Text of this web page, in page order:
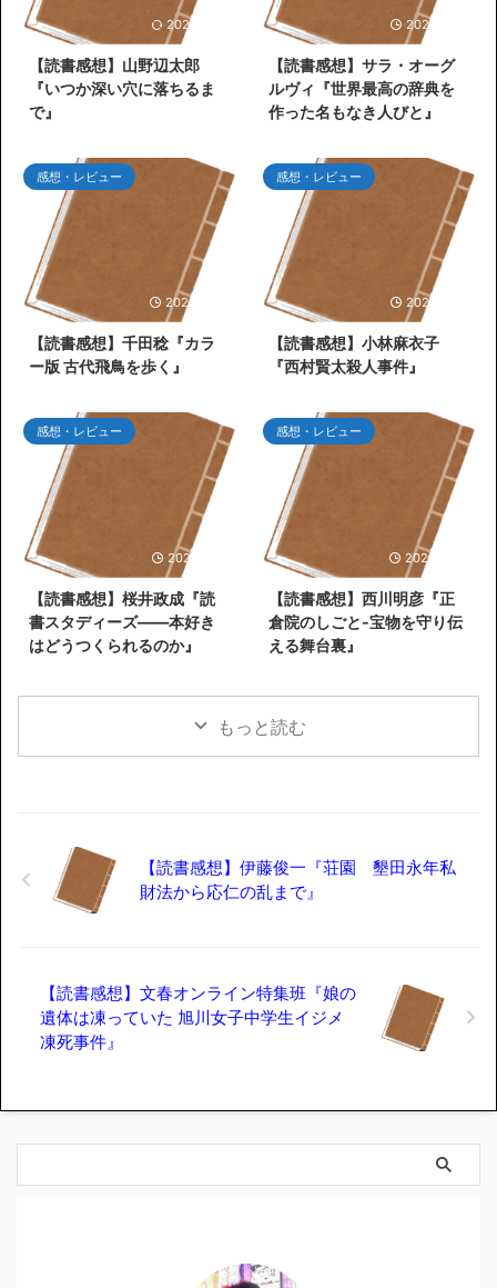
2026/7/26
【読書感想】山野辺太郎
『いつか深い穴に落ちるま
で』
2026/7/25
【読書感想】サラ・オーグ
ルヴィ『世界最高の辞典を
作った名もなき人びと』
感想・レビュー
2026/6/30
【読書感想】千田稔『カラ
ー版 古代飛鳥を歩く』
感想・レビュー
2026/6/27
【読書感想】小林麻衣子
『西村賢太殺人事件』
感想・レビュー
2026/5/31
【読書感想】桜井政成『読
書スタディーズ――本好き
はどうつくられるのか』
感想・レビュー
2026/5/26
【読書感想】西川明彦『正
倉院のしごと-宝物を守り伝
える舞台裏』
もっと読む
【読書感想】伊藤俊一『荘園 墾田永年私
財法から応仁の乱まで』
【読書感想】文春オンライン特集班『娘の
遺体は凍っていた 旭川女子中学生イジメ
凍死事件』